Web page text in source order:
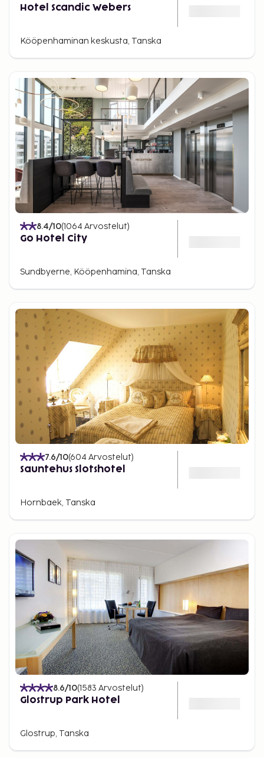
Hotel Scandic Webers
Kööpenhaminan keskusta, Tanska
8.4/10(1064 Arvostelut)
Go Hotel City
Sundbyerne, Kööpenhamina, Tanska
7.6/10(604 Arvostelut)
Sauntehus Slotshotel
Hornbaek, Tanska
8.6/10(1583 Arvostelut)
Glostrup Park Hotel
Glostrup, Tanska